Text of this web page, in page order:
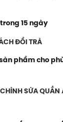
15 ngày
ĐỔI TRẢ
phẩm cho
SỬA QUẦN